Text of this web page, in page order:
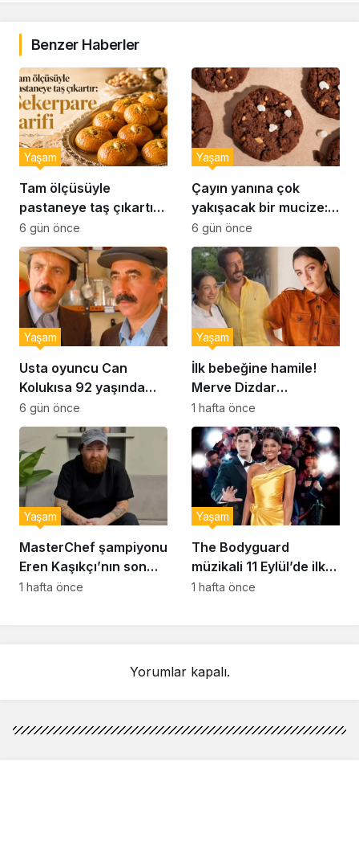
Benzer Haberler
Tam ölçüsüyle
pastaneye taş çıkartır:
Şekerpare tarifi
Yaşam
6 gün önce
Çayın yanına çok
yakışacak bir mucize:
Brownie tadında ıslak
kurabiye tarifi…
Yaşam
6 gün önce
Usta oyuncu Can
Kolukısa 92 yaşında
hayatını kaybetti
Yaşam
6 gün önce
İlk bebeğine hamile!
Merve Dizdar
sessizliğini bozdu: ‘İsim
bulmak çok zor’
Yaşam
1 hafta önce
MasterChef şampiyonu
Eren Kaşıkçı’nın son
anlarındaki kahreden
Yaşam
1 hafta önce
The Bodyguard
müzikali 11 Eylül’de ilk
kez Türkiye’de
Yaşam
1 hafta önce
Yorumlar kapalı.